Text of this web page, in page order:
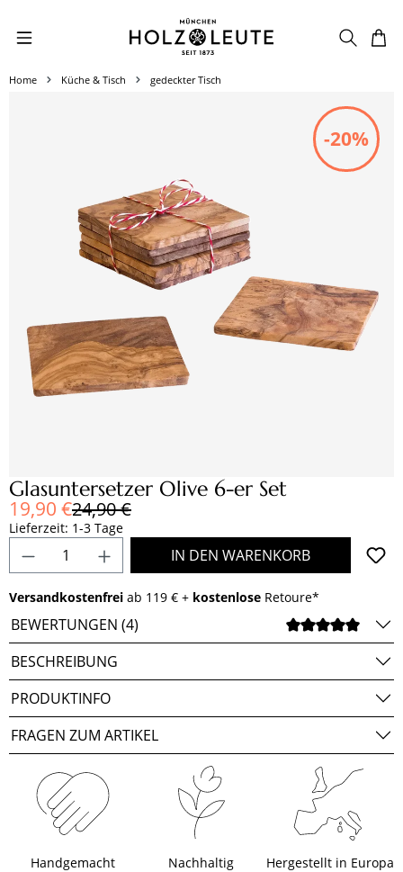
Zum Hauptinhalt springen
Home Küche & Tisch gedeckter Tisch
Glasuntersetzer Olive 6-er Set
Verkaufspreis:Regulärer Preis:
24,90 €
19,90 €
Lieferzeit: 1-3 Tage
Produkt Anzahl: Gib den gewünschten
IN DEN WARENKORB
Versandkostenfrei ab 119 € + kostenlose Retoure*
BEWERTUNGEN (4)
BESCHREIBUNG
PRODUKTINFO
FRAGEN ZUM ARTIKEL
Handgemacht Nachhaltig Hergestellt in Europa
-20%